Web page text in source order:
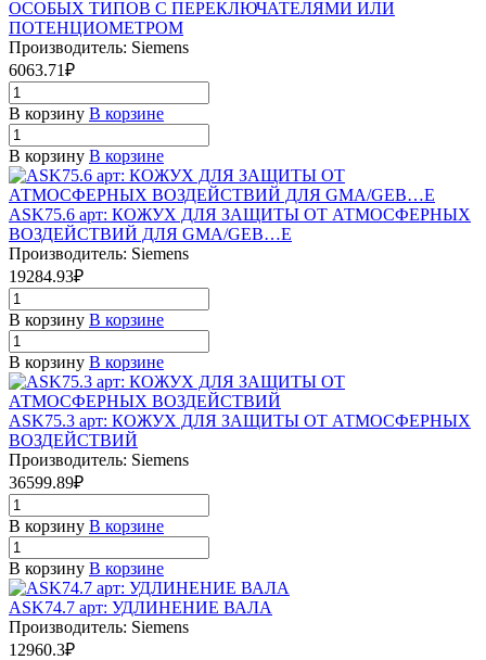
ОСОБЫХ ТИПОВ С ПЕРЕКЛЮЧАТЕЛЯМИ ИЛИ
ПОТЕНЦИОМЕТРОМ
Производитель: Siemens
6063.71₽
В корзину В корзине
В корзину В корзине
ASK75.6 арт: КОЖУХ ДЛЯ ЗАЩИТЫ ОТ АТМОСФЕРНЫХ
ВОЗДЕЙСТВИЙ ДЛЯ GMA/GEB…E
Производитель: Siemens
19284.93₽
В корзину В корзине
В корзину В корзине
ASK75.3 арт: КОЖУХ ДЛЯ ЗАЩИТЫ ОТ АТМОСФЕРНЫХ
ВОЗДЕЙСТВИЙ
Производитель: Siemens
36599.89₽
В корзину В корзине
В корзину В корзине
ASK74.7 арт: УДЛИНЕНИЕ ВАЛА
Производитель: Siemens
12960.3₽